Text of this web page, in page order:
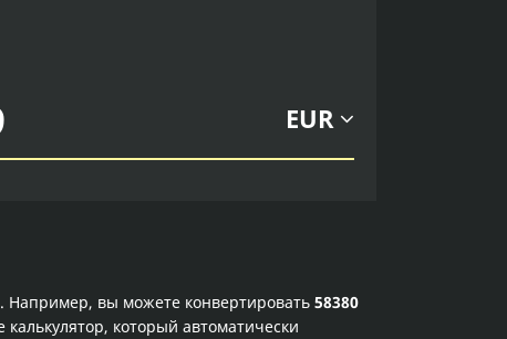
EUR
Например, вы можете конвертировать 58380
который автоматически